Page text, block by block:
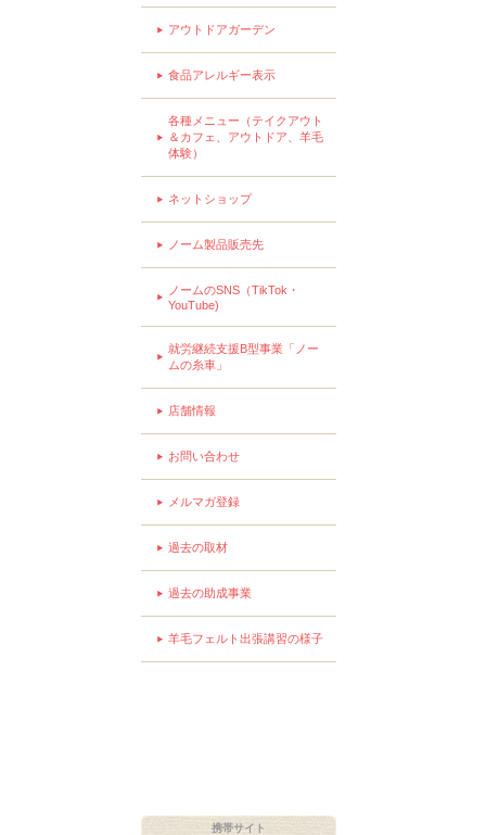
アウトドアガーデン
食品アレルギー表示
各種メニュー（テイクアウト
＆カフェ、アウトドア、羊毛
体験）
ネットショップ
ノーム製品販売先
ノームのSNS（TikTok・
YouTube)
就労継続支援B型事業「ノー
ムの糸車」
店舗情報
お問い合わせ
メルマガ登録
過去の取材
過去の助成事業
羊毛フェルト出張講習の様子
携帯サイト